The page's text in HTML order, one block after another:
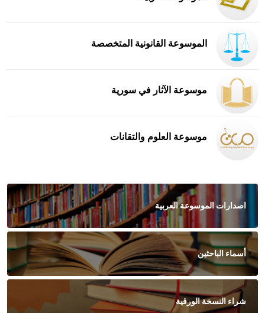
الموسوعة القانونية المتخصصة
موسوعة الآثار في سورية
موسوعة العلوم والتقانات
اصدارات الموسوعة العربية
أسماء الباحثين
شراء النسخة الورقية